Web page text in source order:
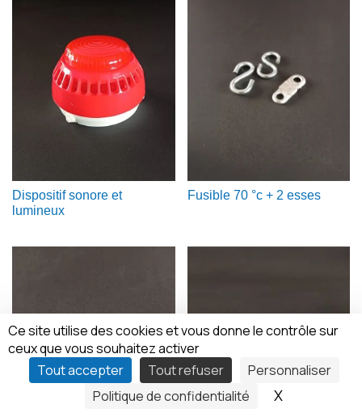
Ce site utilise des cookies et vous donne le contrôle sur
ceux que vous souhaitez activer
Tout accepter
Tout refuser
Personnaliser
Politique de confidentialité
X
Dispositif sonore et
lumineux
Fusible 70 °c + 2 esses